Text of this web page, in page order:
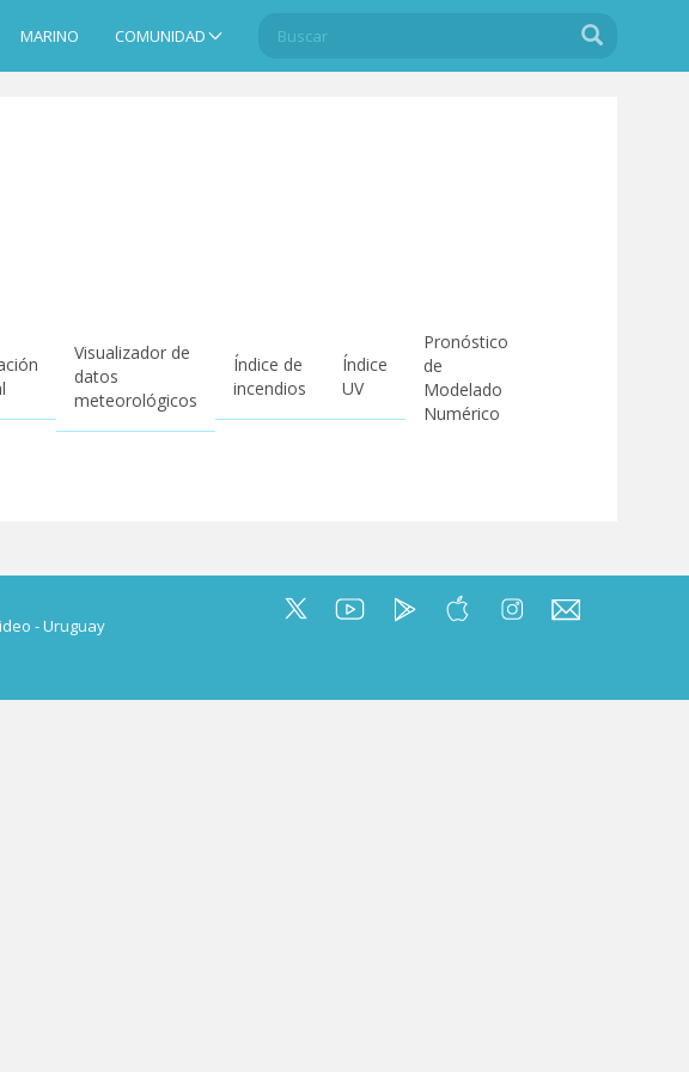
MARINO COMUNIDAD
Search
Buscar
Visualizador de
datos
meteorológicos
Índice de
incendios
Índice
UV
Pronóstico
de
Modelado
Numérico
- Uruguay